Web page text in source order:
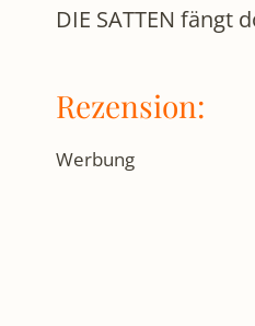
DIE SATTEN fängt
Rezension:
Werbung